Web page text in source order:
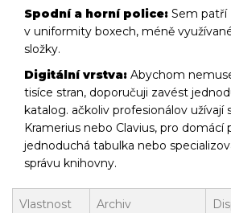
Spodní a horní police: Sem patří
v uniformity boxech, méně
složky.
Digitální vrstva: Abychom
tisíce stran, doporučuji zavést
katalog. ačkoliv profesionálov užívají
Kramerius nebo Clavius, pro domácí
jednoduchá tabulka nebo
správu knihovny.
Vlastnost Archiv